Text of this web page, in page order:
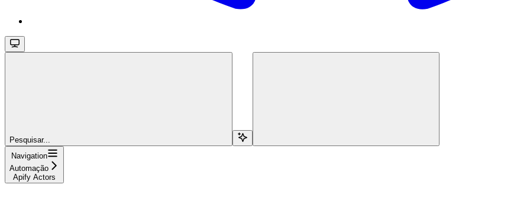
Pesquisar...
Navigation
Automação
Apify Actors